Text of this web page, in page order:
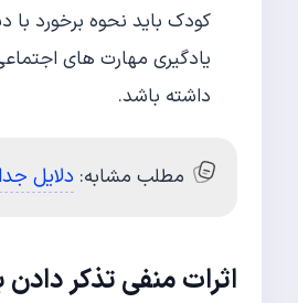
کودک باید نحوه برخورد
یادگیری مهارت های
داشته باشد.
مطلب مشابه: دلایل
اثرات منفی تذکر